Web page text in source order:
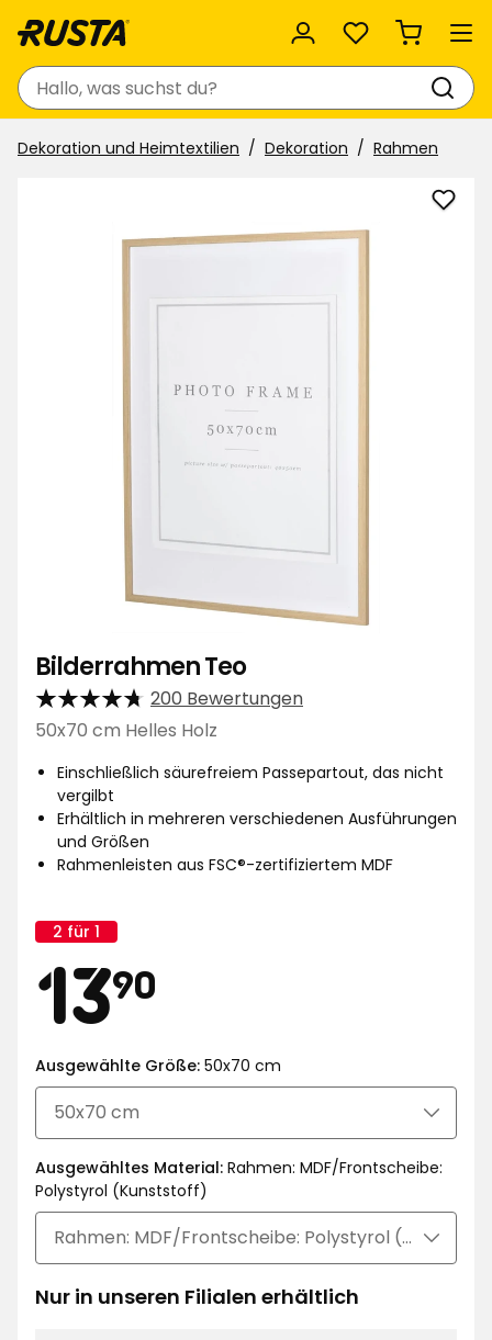
Favoriten
Suchen
Dekoration und Heimtextilien Dekoration Rahmen
Bilderrahmen Teo
200 Bewertungen
50x70 cm Helles Holz
Einschließlich säurefreiem Passepartout, das nicht
vergilbt
Erhältlich in mehreren verschiedenen Ausführungen
und Größen
Rahmenleisten aus FSC®-zertifiziertem MDF
Kampagnenname:
2 für 1
Preis
1390
€
Ausgewählte Größe: 50x70 cm
Ausgewähltes Material: Rahmen: MDF/Frontscheibe:
Polystyrol (Kunststoff)
Nur in unseren Filialen erhältlich